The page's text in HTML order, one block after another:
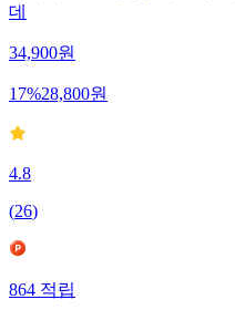
데
34,900원
17%28,800원
4.8
(26)
864 적립